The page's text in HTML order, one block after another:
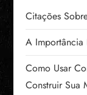
Citações
A Importância
Como Usar
Construir Sua